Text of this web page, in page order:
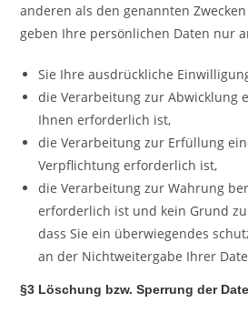
anderen als den genannten
geben Ihre persönlichen Daten nur
Sie Ihre ausdrückliche
die Verarbeitung zur Abwicklung
Ihnen erforderlich ist,
die Verarbeitung zur Erfüllung
Verpflichtung erforderlich ist,
die Verarbeitung zur Wahrung
erforderlich ist und kein Grund
dass Sie ein überwiegendes
an der Nichtweitergabe Ihrer
§3 Löschung bzw. Sperrung der